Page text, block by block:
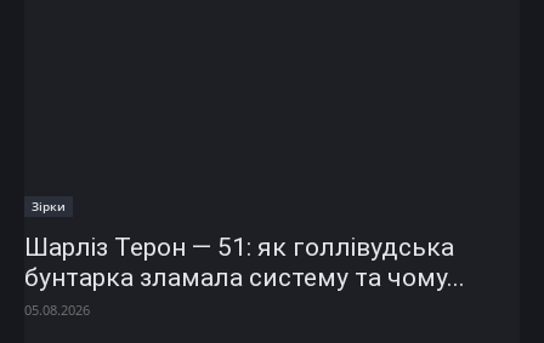
Зірки
Шарліз Терон — 51: як голлівудська
бунтарка зламала систему та чому...
05.08.2026